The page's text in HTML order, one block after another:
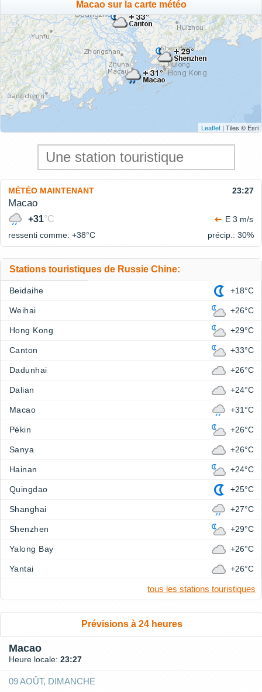
Macao sur la carte météo
Leaflet | Tiles © Esri
MÉTÉO MAINTENANT 23:27
Macao
+31°C
E 3 m/s
ressenti comme: +38°C précip.: 30%
Stations touristiques de Russie Chine:
Beidaihe +18°C
Weihai +26°C
Hong Kong +29°C
Canton +33°C
Dadunhai +26°C
Dalian +24°C
Macao +31°C
Pékin +26°C
Sanya +26°C
Hainan +24°C
Quingdao +25°C
Shanghai +27°C
Shenzhen +29°C
Yalong Bay +26°C
Yantai +26°C
tous les stations touristiques
Prévisions à 24 heures
Macao
Heure locale: 23:27
09 AOÛT, DIMANCHE